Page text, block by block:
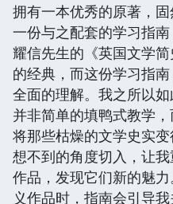
拥有一本优秀的原著，
一份与之配套的学习指
耀信先生的《英国文学
的经典，而这份学习指
全面的理解。我之所以
并非简单的填鸭式教学
将那些枯燥的文学史实
想不到的角度切入，让
作品，发现它们新的魅
义作品时，指南会引导